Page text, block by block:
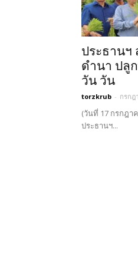
ประธานฯ
ดำนา ปลู
วัน วัน
torzkrub - กรกฎ
(วันที่ 17 กรกฎา
ประธานฯ...